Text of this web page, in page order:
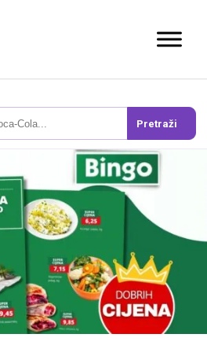
Pretraži